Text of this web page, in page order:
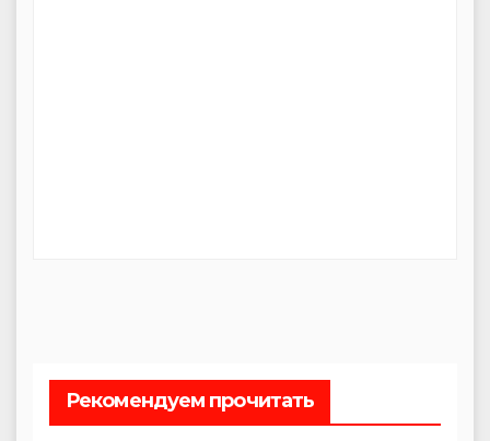
Рекомендуем прочитать